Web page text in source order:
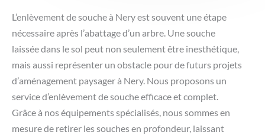
L’enlèvement de souche à Nery est souvent une étape
nécessaire après l’abattage d’un arbre. Une souche
laissée dans le sol peut non seulement être inesthétique,
mais aussi représenter un obstacle pour de futurs projets
d’aménagement paysager à Nery. Nous proposons un
service d’enlèvement de souche efficace et complet.
Grâce à nos équipements spécialisés, nous sommes en
mesure de retirer les souches en profondeur, laissant